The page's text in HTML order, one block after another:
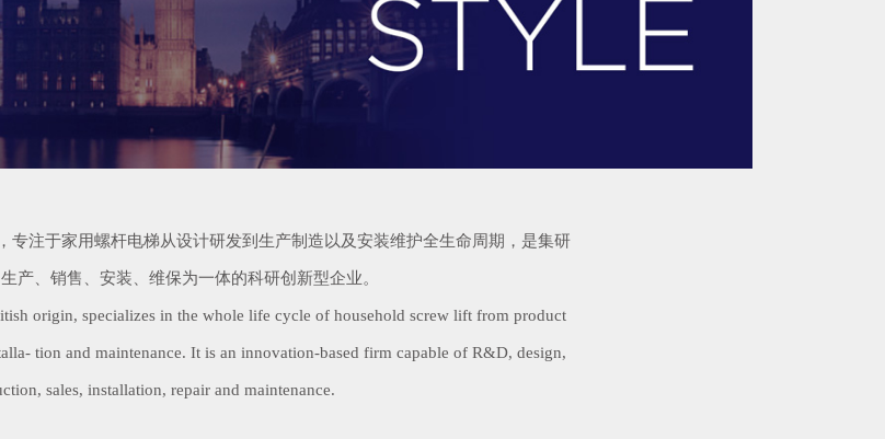
专注于家用螺杆电梯从设计研发到生产制造以及安装维护全生命周期，是集研
产、销售、安装、维保为一体的科研创新型企业。
origin, specializes in the whole life cycle of household screw lift from product
tion and maintenance. It is an innovation-based firm capable of R&D, design,
sales, installation, repair and maintenance.